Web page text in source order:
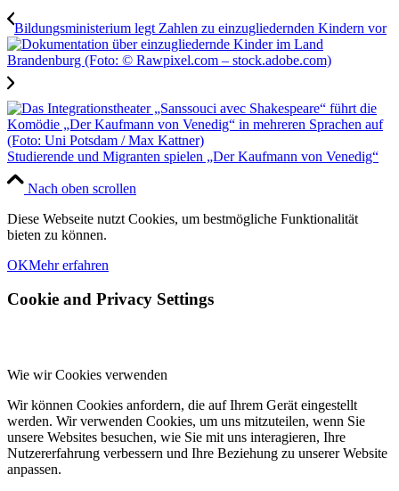
Bildungsministerium legt Zahlen zu einzugliedernden Kindern vor
Studierende und Migranten spielen „Der Kaufmann von Venedig“
Nach oben scrollen
Diese Webseite nutzt Cookies, um bestmögliche Funktionalität
bieten zu können.
OKMehr erfahren
Cookie and Privacy Settings
Wie wir Cookies verwenden
Wir können Cookies anfordern, die auf Ihrem Gerät eingestellt
werden. Wir verwenden Cookies, um uns mitzuteilen, wenn Sie
unsere Websites besuchen, wie Sie mit uns interagieren, Ihre
Nutzererfahrung verbessern und Ihre Beziehung zu unserer Website
anpassen.